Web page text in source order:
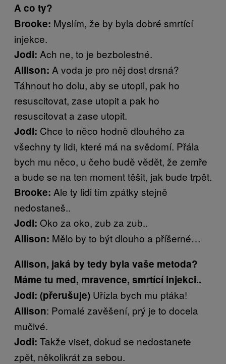
A co ty?
Brooke: Myslím, že by byla dobré smrtící
injekce.
Jodi: Ach ne, to je bezbolestné.
Allison: A voda je pro něj dost drsná?
Táhnout ho dolu, aby se utopil, pak ho
resuscitovat, zase utopit a pak ho
resuscitovat a zase utopit.
Jodi: Chce to něco hodně dlouhého za
všechny ty lidi, které má na svědomí. Přála
bych mu něco, u čeho budě vědět, že zemře
a bude se na ten moment těšit, jak bude trpět.
Brooke: Ale ty lidi tím zpátky stejně
nedostaneš..
Jodi: Oko za oko, zub za zub..
Allison: Mělo by to být dlouho a příšerné…
Allison, jaká by tedy byla vaše metoda?
Máme tu med, mravence, smrtící injekci..
Jodi: (přerušuje) Uřízla bych mu ptáka!
Allison: Pomalé zavěšení, prý je to docela
mučivé.
Jodi: Takže viset, dokud se nedostanete
zpět, několikrát za sebou.